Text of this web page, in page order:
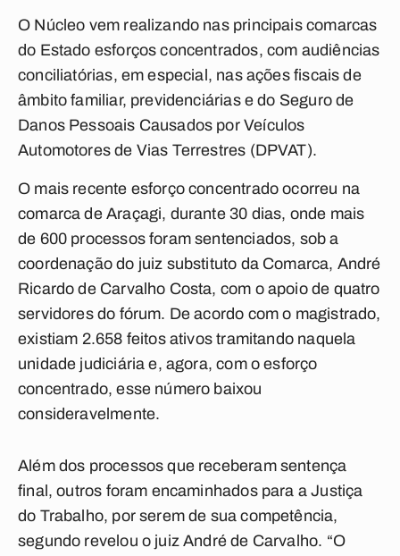
O Núcleo vem realizando nas principais comarcas
do Estado esforços concentrados, com audiências
conciliatórias, em especial, nas ações fiscais de
âmbito familiar, previdenciárias e do Seguro de
Danos Pessoais Causados por Veículos
Automotores de Vias Terrestres (DPVAT).
O mais recente esforço concentrado ocorreu na
comarca de Araçagi, durante 30 dias, onde mais
de 600 processos foram sentenciados, sob a
coordenação do juiz substituto da Comarca, André
Ricardo de Carvalho Costa, com o apoio de quatro
servidores do fórum. De acordo com o magistrado,
existiam 2.658 feitos ativos tramitando naquela
unidade judiciária e, agora, com o esforço
concentrado, esse número baixou
consideravelmente.
Além dos processos que receberam sentença
final, outros foram encaminhados para a Justiça
do Trabalho, por serem de sua competência,
segundo revelou o juiz André de Carvalho. “O